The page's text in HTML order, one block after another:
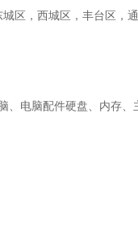
区，西城区，丰台区，
电脑配件硬盘、内存、